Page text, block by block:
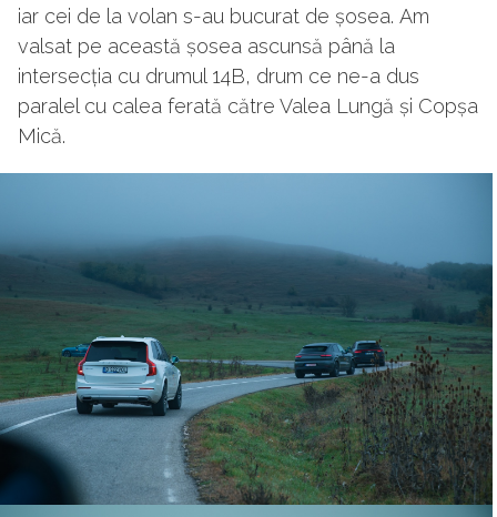
iar cei de la volan s-au bucurat de șosea. Am
valsat pe această șosea ascunsă până la
intersecția cu drumul 14B, drum ce ne-a dus
paralel cu calea ferată către Valea Lungă și Copșa
Mică.